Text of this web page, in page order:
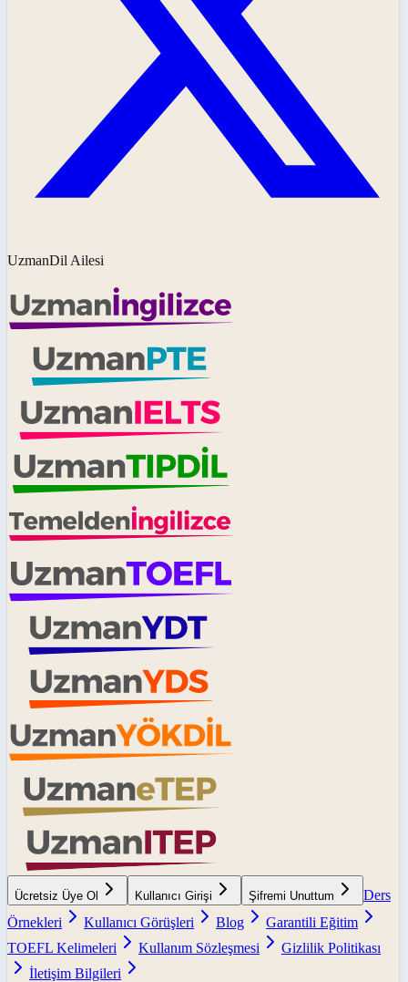
UzmanDil Ailesi
Ücretsiz Üye Ol Kullanıcı Girişi Şifremi Unuttum
Ders
Örnekleri
Kullanıcı Görüşleri Blog
Garantili Eğitim
TOEFL Kelimeleri
Kullanım Sözleşmesi
Gizlilik Politikası
İletişim Bilgileri